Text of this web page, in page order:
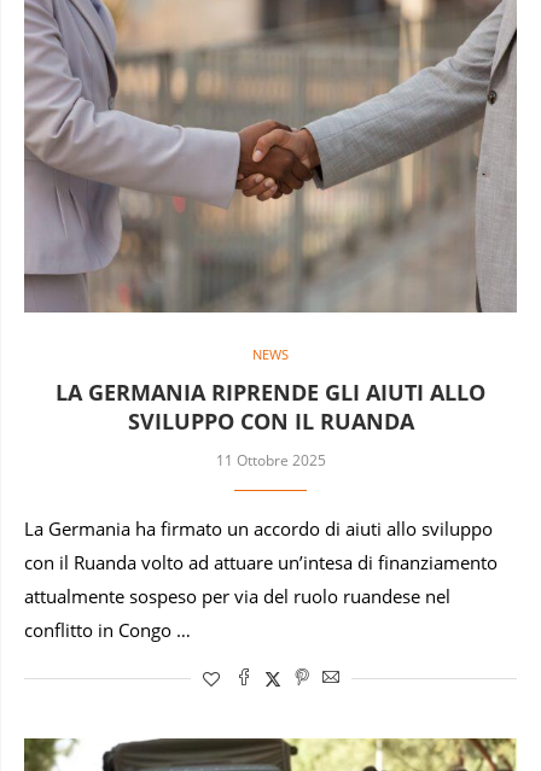
NEWS
LA GERMANIA RIPRENDE GLI AIUTI ALLO
SVILUPPO CON IL RUANDA
11 Ottobre 2025
La Germania ha firmato un accordo di aiuti allo sviluppo
con il Ruanda volto ad attuare un’intesa di finanziamento
attualmente sospeso per via del ruolo ruandese nel
conflitto in Congo …